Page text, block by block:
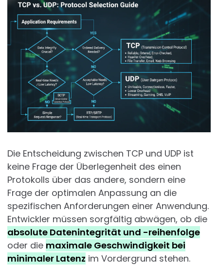
Die Entscheidung zwischen TCP und UDP ist
keine Frage der Überlegenheit des einen
Protokolls über das andere, sondern eine
Frage der optimalen Anpassung an die
spezifischen Anforderungen einer Anwendung.
Entwickler müssen sorgfältig abwägen, ob die
absolute Datenintegrität und -reihenfolge
oder die maximale Geschwindigkeit bei
minimaler Latenz im Vordergrund stehen.